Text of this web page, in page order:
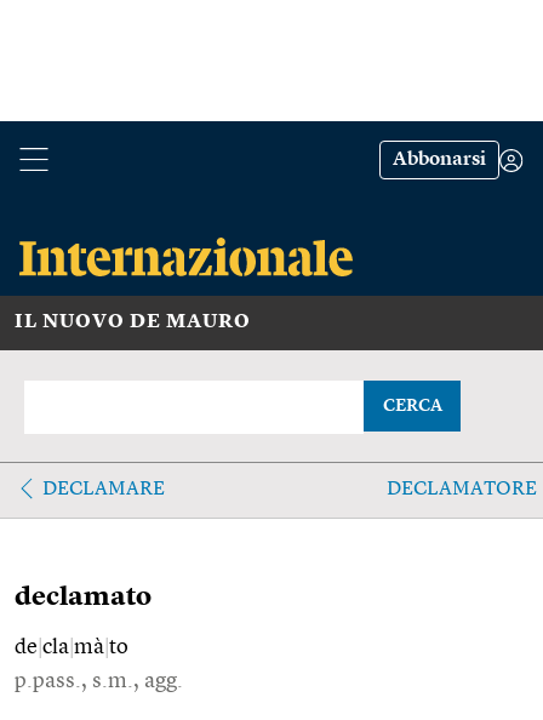
Abbonarsi
IL NUOVO DE MAURO
CERCA
DECLAMARE DECLAMATORE
declamato
de cla mà to
p.pass., s.m., agg.